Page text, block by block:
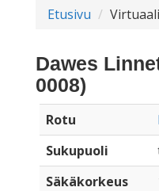
Etusivu
Dawes
0008)
Rotu
Sukupuoli
Säkäkorkeus